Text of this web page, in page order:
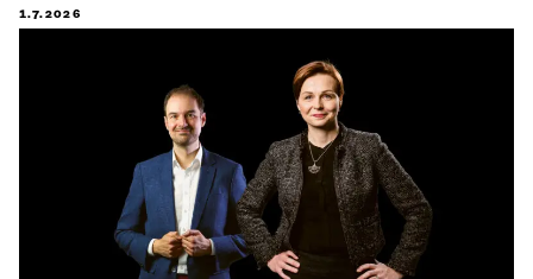
1.7.2026